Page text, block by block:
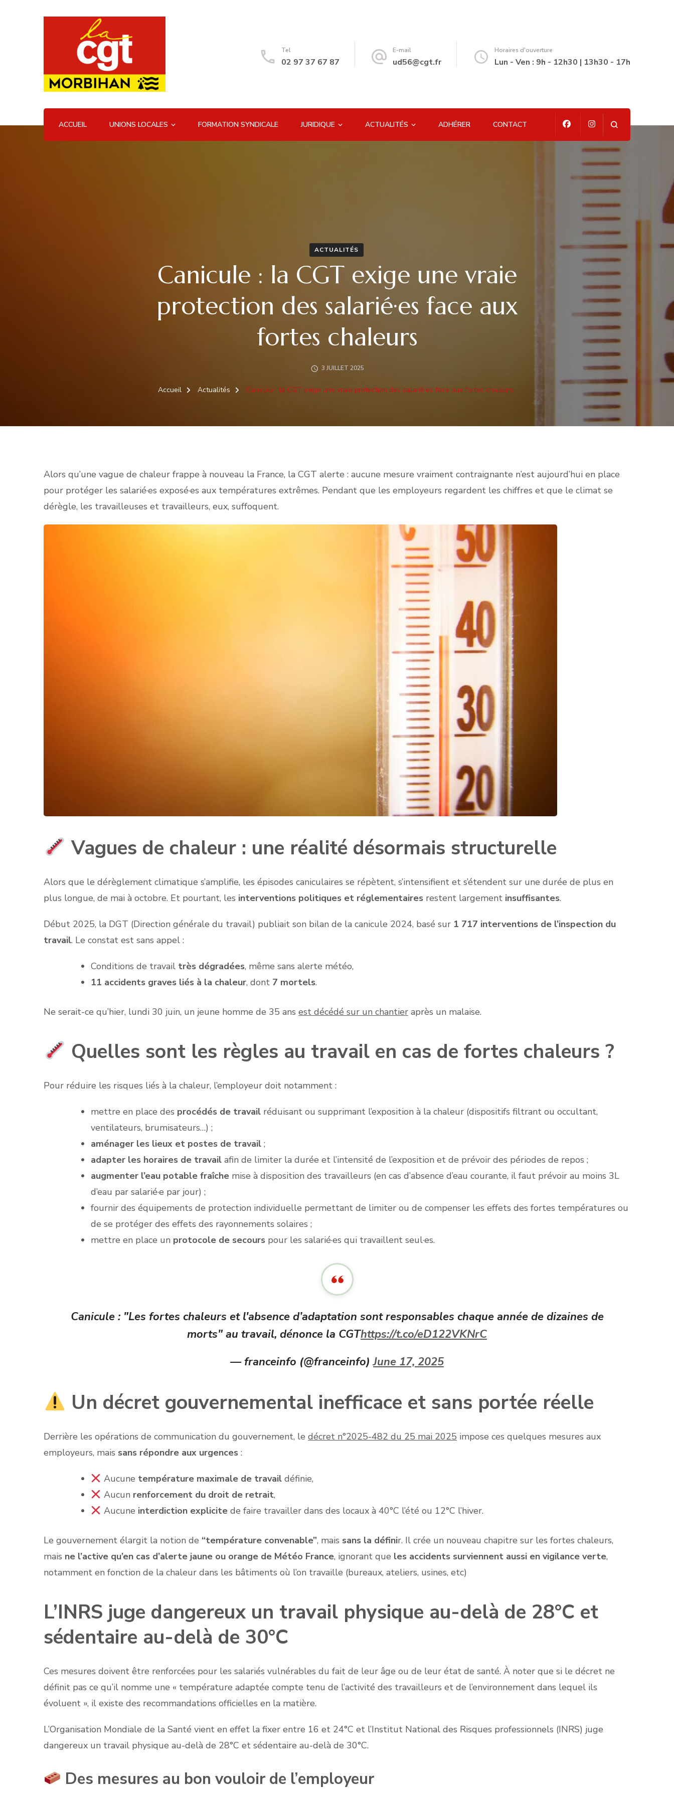
UD CGT 56
Tel
02 97 37 67 87
E-mail
ud56@cgt.fr
Horaires d'ouverture
Lun - Ven : 9h - 12h30 | 13h30 - 17h
ACCUEIL UNIONS LOCALES FORMATION SYNDICALE JURIDIQUE ACTUALITÉS ADHÉRER CONTACT
ACTUALITÉS
Canicule : la CGT exige une vraie
protection des salarié·es face aux
fortes chaleurs
3 JUILLET 2025
Accueil Actualités Canicule : la CGT exige une vraie protection des salarié·es face aux fortes chaleurs
Alors qu’une vague de chaleur frappe à nouveau la France, la CGT alerte : aucune mesure vraiment contraignante n’est aujourd’hui en place
pour protéger les salarié·es exposé·es aux températures extrêmes. Pendant que les employeurs regardent les chiffres et que le climat se
dérègle, les travailleuses et travailleurs, eux, suffoquent.
Vagues de chaleur : une réalité désormais structurelle
Alors que le dérèglement climatique s’amplifie, les épisodes caniculaires se répètent, s’intensifient et s’étendent sur une durée de plus en
plus longue, de mai à octobre. Et pourtant, les interventions politiques et réglementaires restent largement insuffisantes.
Début 2025, la DGT (Direction générale du travail) publiait son bilan de la canicule 2024, basé sur 1 717 interventions de l’inspection du
travail. Le constat est sans appel :
Conditions de travail très dégradées, même sans alerte météo,
11 accidents graves liés à la chaleur, dont 7 mortels.
Ne serait-ce qu’hier, lundi 30 juin, un jeune homme de 35 ans est décédé sur un chantier après un malaise.
Quelles sont les règles au travail en cas de fortes chaleurs ?
Pour réduire les risques liés à la chaleur, l’employeur doit notamment :
mettre en place des procédés de travail réduisant ou supprimant l’exposition à la chaleur (dispositifs filtrant ou occultant,
ventilateurs, brumisateurs…) ;
aménager les lieux et postes de travail ;
adapter les horaires de travail afin de limiter la durée et l’intensité de l’exposition et de prévoir des périodes de repos ;
augmenter l’eau potable fraîche mise à disposition des travailleurs (en cas d’absence d’eau courante, il faut prévoir au moins 3L
d’eau par salarié·e par jour) ;
fournir des équipements de protection individuelle permettant de limiter ou de compenser les effets des fortes températures ou
de se protéger des effets des rayonnements solaires ;
mettre en place un protocole de secours pour les salarié·es qui travaillent seul·es.
Canicule : "Les fortes chaleurs et l'absence d’adaptation sont responsables chaque année de dizaines de
morts" au travail, dénonce la CGThttps://t.co/eD122VKNrC
— franceinfo (@franceinfo)June 17, 2025
Un décret gouvernemental inefficace et sans portée réelle
Derrière les opérations de communication du gouvernement, le décret n°2025-482 du 25 mai 2025 impose ces quelques mesures aux
employeurs, mais sans répondre aux urgences :
Aucune température maximale de travail définie,
Aucun renforcement du droit de retrait,
Aucune interdiction explicitede faire travailler dans des locaux à 40°C l’été ou 12°C l’hiver.
Le gouvernement élargit la notion de “température convenable”, mais sans la définir. Il crée un nouveau chapitre sur les fortes chaleurs,
mais ne l’active qu’en cas d’alerte jaune ou orange de Météo France, ignorant que les accidents surviennent aussi en vigilance verte,
notamment en fonction de la chaleur dans les bâtiments où l’on travaille (bureaux, ateliers, usines, etc)
​​L’INRS juge dangereux un travail physique au-delà de 28°C et
sédentaire au-delà de 30°C
Ces mesures doivent être renforcées pour les salariés vulnérables du fait de leur âge ou de leur état de santé. À noter que si le décret ne
définit pas ce qu’il nomme une « température adaptée compte tenu de l’activité des travailleurs et de l’environnement dans lequel ils
évoluent », il existe des recommandations officielles en la matière.
L’Organisation Mondiale de la Santé vient en effet la fixer entre 16 et 24°C et l’Institut National des Risques professionnels (INRS) juge
dangereux un travail physique au-delà de 28°C et sédentaire au-delà de 30°C.
Des mesures au bon vouloir de l’employeur